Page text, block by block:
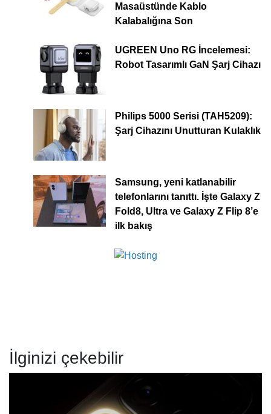
Masaüstünde Kablo
Kalabalığına Son
UGREEN Uno RG İncelemesi:
Robot Tasarımlı GaN Şarj Cihazı
Philips 5000 Serisi (TAH5209):
Şarj Cihazını Unutturan Kulaklık
Samsung, yeni katlanabilir
telefonlarını tanıttı. İşte Galaxy Z
Fold8, Ultra ve Galaxy Z Flip 8’e
ilk bakış
İlginizi çekebilir